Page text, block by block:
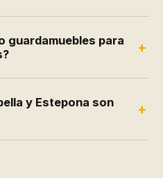
guardamuebles para
+
y Estepona son
+